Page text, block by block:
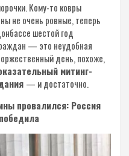
Кому-то ковры
не очень ровные, теперь
шестой год
— это неудобная
день, похоже,
митинг-
— и достаточно.
провалился: Россия